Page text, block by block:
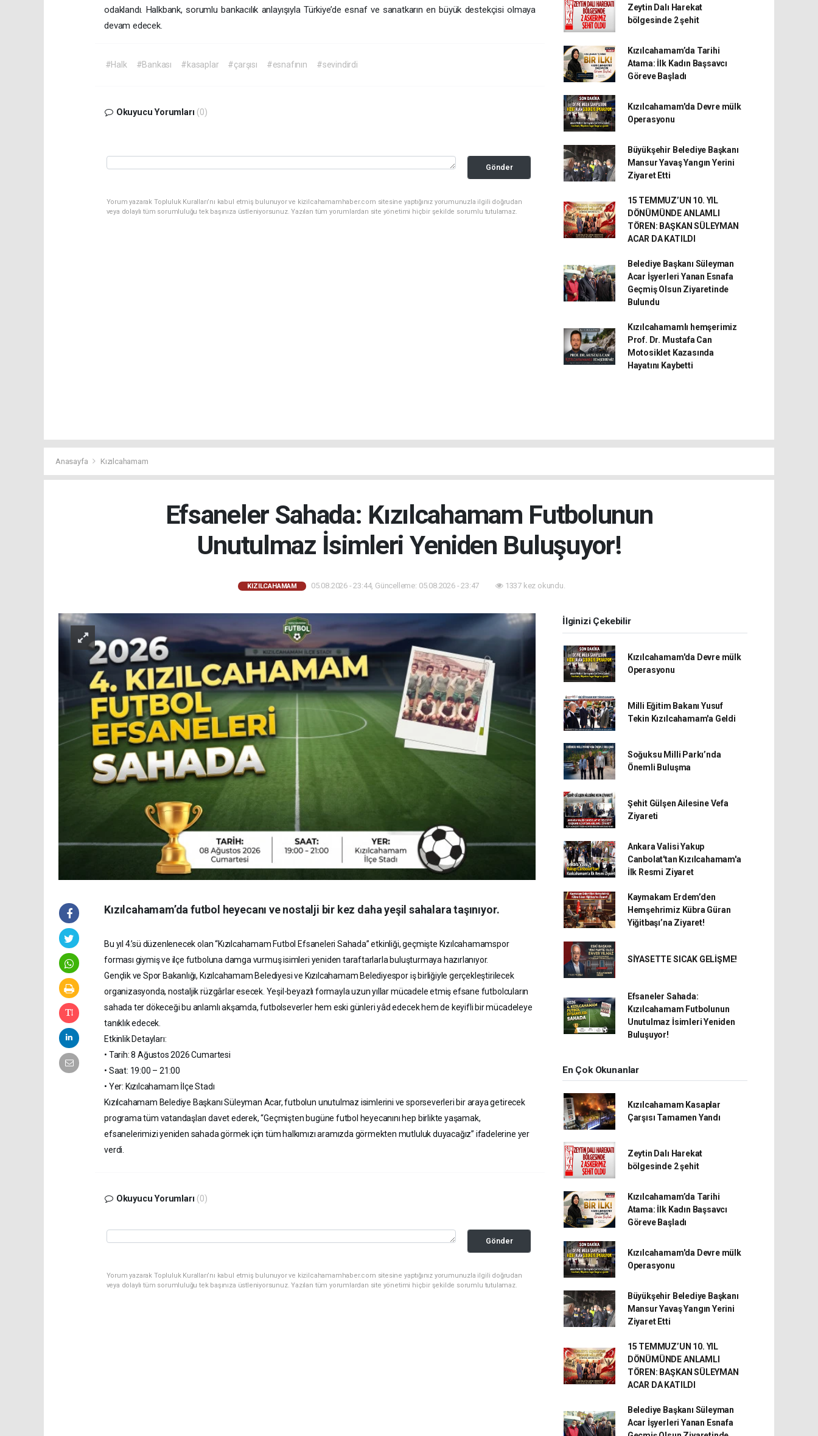
odaklandı. Halkbank, sorumlu bankacılık anlayışıyla Türkiye’de esnaf ve sanatkarın en büyük destekçisi olmaya
devam edecek.
#Halk #Bankası #kasaplar #çarşısı #esnafının #sevindirdi
Okuyucu Yorumları (0)
Gönder
Yorum yazarak Topluluk Kuralları’nı kabul etmiş bulunuyor ve kizilcahamamhaber.com sitesine yaptığınız yorumunuzla ilgili doğrudan
veya dolaylı tüm sorumluluğu tek başınıza üstleniyorsunuz. Yazılan tüm yorumlardan site yönetimi hiçbir şekilde sorumlu tutulamaz.
Zeytin Dalı Harekat
bölgesinde 2 şehit
Kızılcahamam’da Tarihi
Atama: İlk Kadın Başsavcı
Göreve Başladı
Kızılcahamam'da Devre mülk
Operasyonu
Büyükşehir Belediye Başkanı
Mansur Yavaş Yangın Yerini
Ziyaret Etti
15 TEMMUZ’UN 10. YIL
DÖNÜMÜNDE ANLAMLI
TÖREN: BAŞKAN SÜLEYMAN
ACAR DA KATILDI
Belediye Başkanı Süleyman
Acar İşyerleri Yanan Esnafa
Geçmiş Olsun Ziyaretinde
Bulundu
Kızılcahamamlı hemşerimiz
Prof. Dr. Mustafa Can
Motosiklet Kazasında
Hayatını Kaybetti
Anasayfa Kızılcahamam
Efsaneler Sahada: Kızılcahamam Futbolunun
Unutulmaz İsimleri Yeniden Buluşuyor!
KIZILCAHAMAM 05.08.2026 - 23:44, Güncelleme: 05.08.2026 - 23:47 1337 kez okundu.
Kızılcahamam’da futbol heyecanı ve nostalji bir kez daha yeşil sahalara taşınıyor.
Bu yıl 4.’sü düzenlenecek olan “Kızılcahamam Futbol Efsaneleri Sahada” etkinliği, geçmişte Kızılcahamamspor
forması giymiş ve ilçe futboluna damga vurmuş isimleri yeniden taraftarlarla buluşturmaya hazırlanıyor.
Gençlik ve Spor Bakanlığı, Kızılcahamam Belediyesi ve Kızılcahamam Belediyespor iş birliğiyle gerçekleştirilecek
organizasyonda, nostaljik rüzgârlar esecek. Yeşil-beyazlı formayla uzun yıllar mücadele etmiş efsane futbolcuların
sahada ter dökeceği bu anlamlı akşamda, futbolseverler hem eski günleri yâd edecek hem de keyifli bir mücadeleye
tanıklık edecek.
Etkinlik Detayları:
• Tarih: 8 Ağustos 2026 Cumartesi
• Saat: 19:00 – 21:00
• Yer: Kızılcahamam İlçe Stadı
Kızılcahamam Belediye Başkanı Süleyman Acar, futbolun unutulmaz isimlerini ve sporseverleri bir araya getirecek
programa tüm vatandaşları davet ederek, “Geçmişten bugüne futbol heyecanını hep birlikte yaşamak,
efsanelerimizi yeniden sahada görmek için tüm halkımızı aramızda görmekten mutluluk duyacağız” ifadelerine yer
verdi.
Okuyucu Yorumları (0)
Gönder
Yorum yazarak Topluluk Kuralları’nı kabul etmiş bulunuyor ve kizilcahamamhaber.com sitesine yaptığınız yorumunuzla ilgili doğrudan
veya dolaylı tüm sorumluluğu tek başınıza üstleniyorsunuz. Yazılan tüm yorumlardan site yönetimi hiçbir şekilde sorumlu tutulamaz.
İlginizi Çekebilir
Kızılcahamam'da Devre mülk
Operasyonu
Milli Eğitim Bakanı Yusuf
Tekin Kızılcahamam'a Geldi
Soğuksu Milli Parkı’nda
Önemli Buluşma
Şehit Gülşen Ailesine Vefa
Ziyareti
Ankara Valisi Yakup
Canbolat'tan Kızılcahamam'a
İlk Resmi Ziyaret
Kaymakam Erdem’den
Hemşehrimiz Kübra Güran
Yiğitbaşı’na Ziyaret!
SİYASETTE SICAK GELİŞME!
Efsaneler Sahada:
Kızılcahamam Futbolunun
Unutulmaz İsimleri Yeniden
Buluşuyor!
En Çok Okunanlar
Kızılcahamam Kasaplar
Çarşısı Tamamen Yandı
Zeytin Dalı Harekat
bölgesinde 2 şehit
Kızılcahamam’da Tarihi
Atama: İlk Kadın Başsavcı
Göreve Başladı
Kızılcahamam'da Devre mülk
Operasyonu
Büyükşehir Belediye Başkanı
Mansur Yavaş Yangın Yerini
Ziyaret Etti
15 TEMMUZ’UN 10. YIL
DÖNÜMÜNDE ANLAMLI
TÖREN: BAŞKAN SÜLEYMAN
ACAR DA KATILDI
Belediye Başkanı Süleyman
Acar İşyerleri Yanan Esnafa